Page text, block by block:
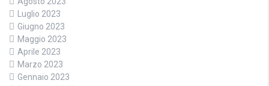
Luglio 2023
Giugno 2023
Maggio 2023
Aprile 2023
Marzo 2023
Gennaio 2023